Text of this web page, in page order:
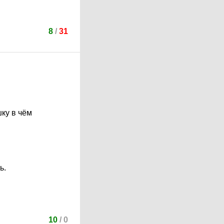
8 / 31
в чём
10 / 0